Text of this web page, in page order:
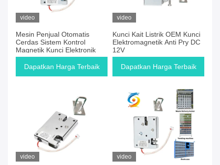
video
Mesin Penjual Otomatis
Cerdas Sistem Kontrol
Magnetik Kunci Elektronik
Dapatkan Harga Terbaik
video
Kunci Kait Listrik OEM Kunci
Elektromagnetik Anti Pry DC
12V
Dapatkan Harga Terbaik
video video